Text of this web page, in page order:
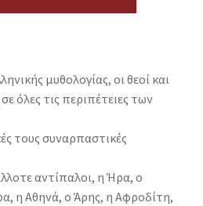
μυθολογίας, οι θεοί και
όλες τις περιπέτειες των
τους συναρπαστικές
αντίπαλοι, η Ήρα, ο
η Αθηνά, ο Άρης, η Αφροδίτη,